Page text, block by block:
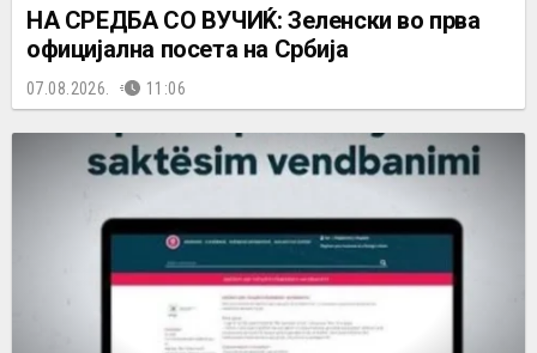
НА СРЕДБА СО ВУЧИЌ: Зеленски во прва
официјална посета на Србија
07.08.2026. 11:06